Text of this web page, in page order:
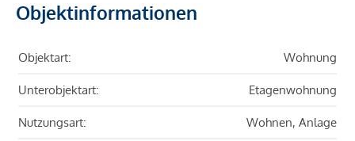
Objektinformationen
Objektart: Wohnung
Unterobjektart: Etagenwohnung
Nutzungsart: Wohnen, Anlage